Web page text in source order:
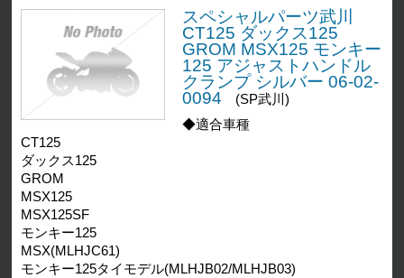
スペシャルパーツ武川
CT125 ダックス125
GROM MSX125 モンキー
125 アジャストハンドル
クランプ シルバー 06-02-
0094
(SP武川)
◆適合車種
CT125
ダックス125
GROM
MSX125
MSX125SF
モンキー125
MSX(MLHJC61)
モンキー125タイモデル(MLHJB02/MLHJB03)